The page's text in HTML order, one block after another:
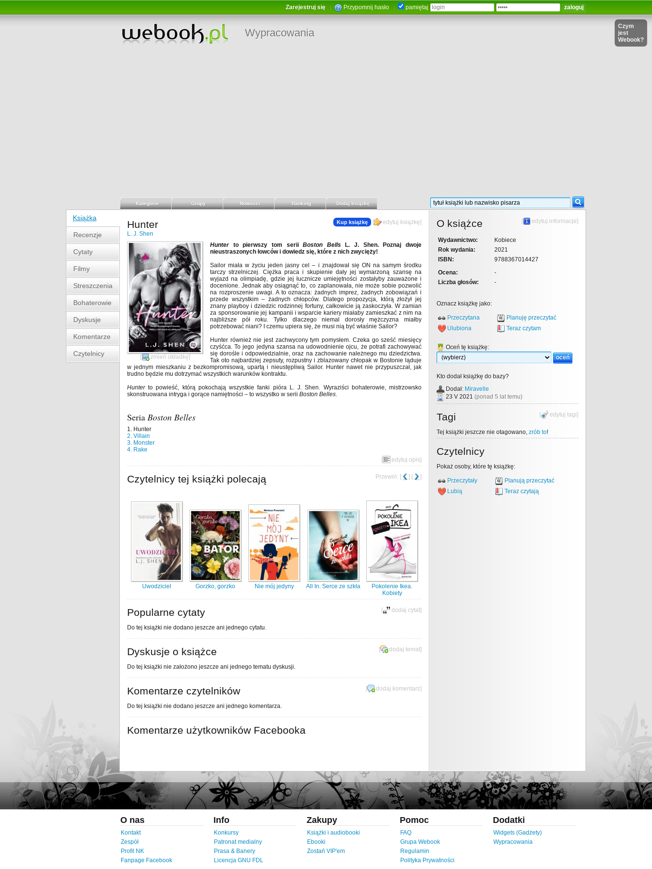
Zarejestruj się Przypomnij hasło pamiętaj
Wypracowania
Czym
jest
Webook?
Kategorie Grupy Nowości Ranking Dodaj książkę
Książka
Recenzje
Cytaty
Filmy
Streszczenia
Bohaterowie
Dyskusje
Komentarze
Czytelnicy
Kup książkę [ edytuj książkę]
Hunter
L. J. Shen
[ zmień okładkę]
Hunterto pierwszy tom seriiBoston BellsL. J. Shen. Poznaj dwoje
nieustraszonych łowców i dowiedz się, które z nich zwycięży!
Sailor miała w życiu jeden jasny cel – i znajdował się ON na samym środku
tarczy strzelniczej. Ciężka praca i skupienie dały jej wymarzoną szansę na
wyjazd na olimpiadę, gdzie jej łucznicze umiejętności zostałyby zauważone i
docenione. Jednak aby osiągnąć to, co zaplanowała, nie może sobie pozwolić
na rozproszenie uwagi. A to oznacza: żadnych imprez, żadnych zobowiązań i
przede wszystkim – żadnych chłopców. Dlatego propozycja, którą złożył jej
znany playboy i dziedzic rodzinnej fortuny, całkowicie ją zaskoczyła. W zamian
za sponsorowanie jej kampanii i wsparcie kariery miałaby zamieszkać z nim na
najbliższe pół roku. Tylko dlaczego niemal dorosły mężczyzna miałby
potrzebować niani? I czemu upiera się, że musi nią być właśnie Sailor?
Hunter również nie jest zachwycony tym pomysłem. Czeka go sześć miesięcy
czyśćca. To jego jedyna szansa na udowodnienie ojcu, że potrafi zachowywać
się dorośle i odpowiedzialnie, oraz na zachowanie należnego mu dziedzictwa.
Tak oto najbardziej zepsuty, rozpustny i zblazowany chłopak w Bostonie ląduje
w jednym mieszkaniu z bezkompromisową, upartą i nieustępliwą Sailor. Hunter nawet nie przypuszczał, jak
trudno będzie mu dotrzymać wszystkich warunków kontraktu.
Hunterto powieść, którą pokochają wszystkie fanki pióra L. J. Shen. Wyraziści bohaterowie, mistrzowsko
skonstruowana intryga i gorące namiętności – to wszystko w serii Boston Belles.
Seria Boston Belles
1. Hunter
2. Villain
3. Monster
4. Rake
[
edytuj opis]
Przewiń: [ ] [ ]
Czytelnicy tej książki polecają
Uwodziciel Gorzko, gorzko Nie mój jedyny All In. Serce ze szkła
Pokolenie Ikea.
Kobiety
[ dodaj cytat]
Popularne cytaty
Do tej książki nie dodano jeszcze ani jednego cytatu.
[ dodaj temat]
Dyskusje o książce
Do tej książki nie założono jeszcze ani jednego tematu dyskusji.
[ dodaj komentarz]
Komentarze czytelników
Do tej książki nie dodano jeszcze ani jednego komentarza.
Komentarze użytkowników Facebooka
[ edytuj informacje]
O książce
Wydawnictwo:
Kobiece
Rok wydania:
2021
ISBN:
9788367014427
Ocena:
-
Liczba głosów:
-
Oznacz książkę jako:
Przeczytana
Planuję przeczytać
Ulubiona
Teraz czytam
Oceń tę książkę:
Kto dodał książkę do bazy?
Dodał: Miravelle
23 V 2021 (ponad 5 lat temu)
[ edytuj tagi]
Tagi
Tej książki jeszcze nie otagowano, zrób to!
Czytelnicy
Pokaż osoby, które tę książkę:
Przeczytały
Planują przeczytać
Lubią
Teraz czytają
O nas
Kontakt
Zespół
Profil NK
Fanpage Facebook
Info
Konkursy
Patronat medialny
Prasa & Banery
Licencja GNU FDL
Zakupy
Książki i audiobooki
Ebooki
Zostań VIP'em
Pomoc
FAQ
Grupa Webook
Regulamin
Polityka Prywatności
Dodatki
Widgets (Gadżety)
Wypracowania